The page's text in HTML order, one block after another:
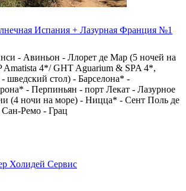
Испания + Лазурная Франция №1
- Авиньон - Ллорет де Мар (5 ночей на
Amatista 4*/ GHT Aguarium & SPA 4*,
шведский стол) - Барселона* -
- Перпиньян - порт Лекат - Лазурное
(4 ночи на море) - Ницца* - Сент Поль де
Ремо - Грац
Холидей Сервис